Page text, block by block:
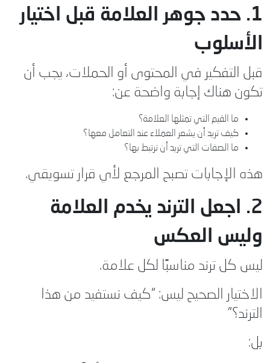
1. حدد جوهر العلامة قبل اختيار
الأسلوب
قبل التفكير في المحتوى أو الحملات، يجب أن
تكون هناك إجابة واضحة عن:
ما القيم التي تمثلها العلامة؟
كيف تريد أن يشعر العملاء عند التعامل معها؟
ما الصفات التي تريد أن ترتبط بها؟
هذه الإجابات تصبح المرجع لأي قرار تسويقي.
2. اجعل الترند يخدم العلامة
وليس العكس
ليس كل ترند مناسبًا لكل علامة.
الاختيار الصحيح ليس: “كيف نستفيد من هذا
الترند؟”
بل: